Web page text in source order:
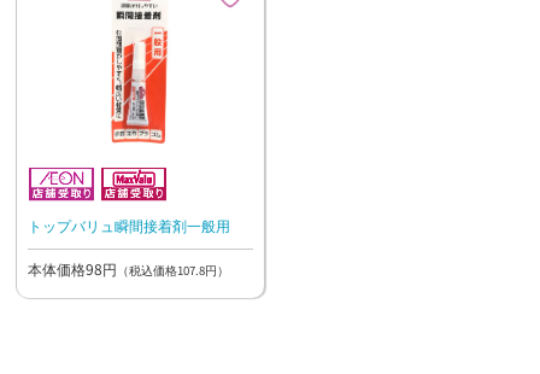
トップバリュ瞬間接着剤一般用
本体価格98円 （税込価格107.8円）